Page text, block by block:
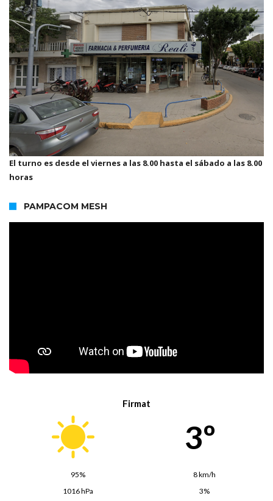
El turno es desde el viernes a las 8.00 hasta el sábado a las 8.00
horas
PAMPACOM MESH
Firmat
3º
95%
8 km/h
1016 hPa
3%